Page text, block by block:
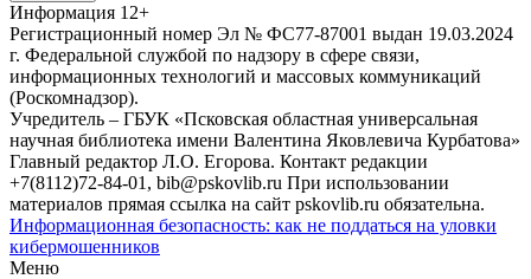
Информация 12+
Регистрационный номер Эл № ФС77-87001 выдан 19.03.2024
г. Федеральной службой по надзору в сфере связи,
информационных технологий и массовых коммуникаций
(Роскомнадзор).
Учредитель – ГБУК «Псковская областная универсальная
научная библиотека имени Валентина Яковлевича Курбатова»
Главный редактор Л.О. Егорова. Контакт редакции
+7(8112)72-84-01, bib@pskovlib.ru При использовании
материалов прямая ссылка на сайт pskovlib.ru обязательна.
Информационная безопасность: как не поддаться на уловки
кибермошенников
Меню